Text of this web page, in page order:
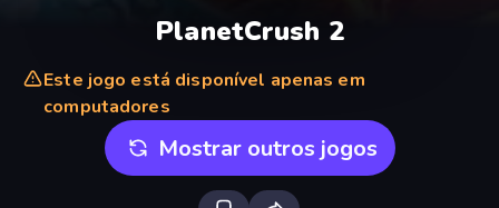
PlanetCrush 2
Este jogo está disponível apenas em
computadores
Mostrar outros jogos